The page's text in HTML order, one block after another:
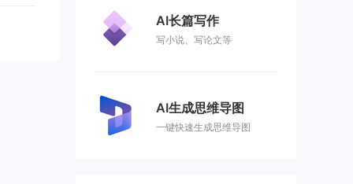
AI长篇写作
写小说、写论文等
AI生成思维导图
一键快速生成思维导图